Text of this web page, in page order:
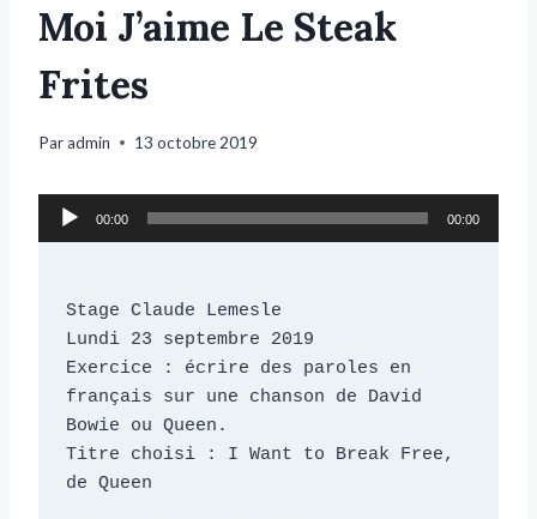
Moi J’aime Le Steak
Frites
Paradmin 13 octobre 2019
e
00:00 00:00
Stage Claude Lemesle
Lundi 23 septembre 2019
Exercice : écrire des paroles en
français sur une chanson de David
Bowie ou Queen.
Titre choisi : I Want to Break Free,
de Queen